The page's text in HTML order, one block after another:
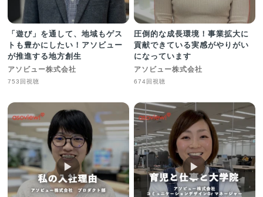
「遊び」を通して、地域もゲス
トも豊かにしたい！アソビュー
が推進する地方創生
アソビュー株式会社
753回視聴
圧倒的な成長環境！事業拡大に
貢献できている実感がやりがい
になっています
アソビュー株式会社
674回視聴
▶︎ ▶︎